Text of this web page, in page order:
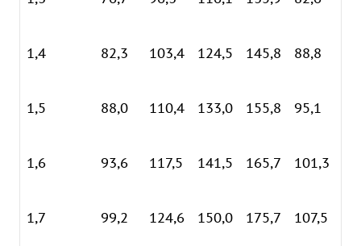
1,4 82,3 103,4 124,5 145,8 88,8
1,5 88,0 110,4 133,0 155,8 95,1
1,6 93,6 117,5 141,5 165,7 101,3
1,7 99,2 124,6 150,0 175,7 107,5